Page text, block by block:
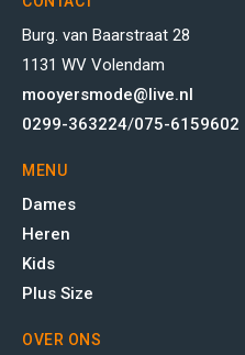
Burg. van Baarstraat 28
1131 WV Volendam
mooyersmode@live.nl
0299-363224/075-6159602
MENU
Dames
Heren
Kids
Plus Size
OVER ONS